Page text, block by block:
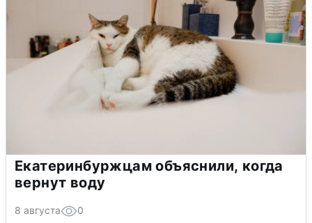
Екатеринбуржцам объяснили, когда
вернут воду
8 августа 0